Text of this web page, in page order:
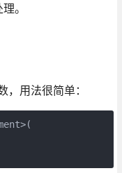
。
用法很简单：